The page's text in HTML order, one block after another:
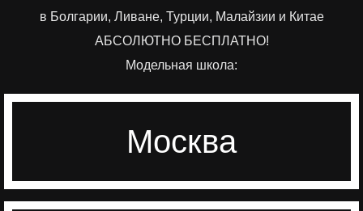
в Болгарии, Ливане, Турции, Малайзии и Китае
АБСОЛЮТНО БЕСПЛАТНО!
Модельная школа:
Москва